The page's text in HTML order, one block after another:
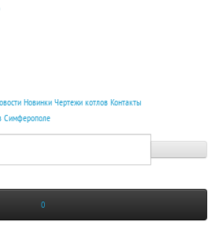
Новинки Чертежи котлов Контакты
0